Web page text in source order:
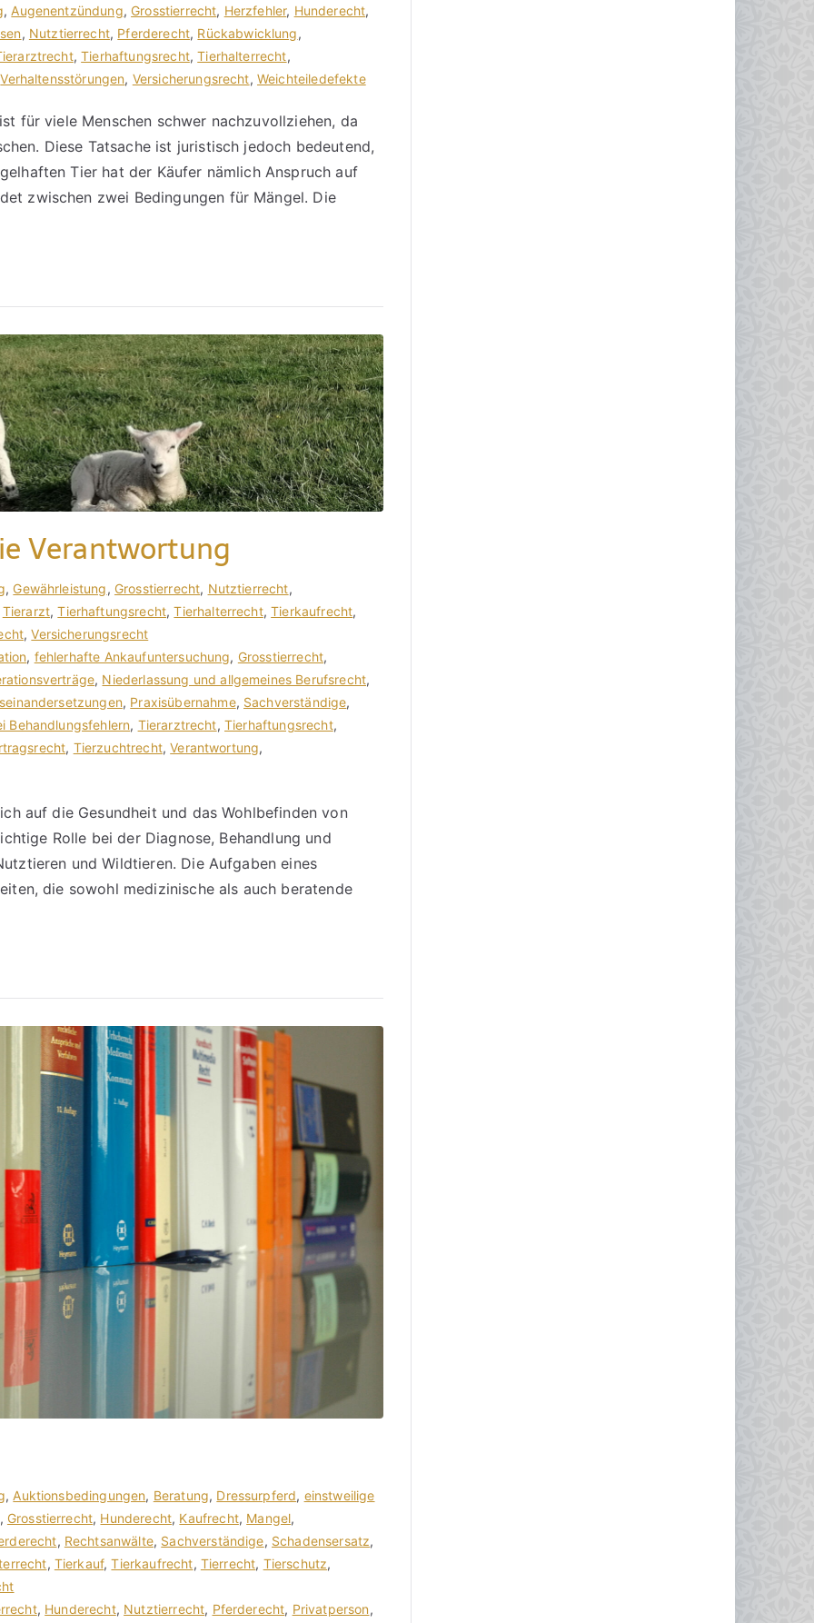
, Augenentzündung, Grosstierrecht, Herzfehler, Hunderecht,
, Nutztierrecht, Pferderecht, Rückabwicklung,
,Tierhaftungsrecht,Tierhalterrecht,
Verhaltensstörungen, Versicherungsrecht, Weichteiledefekte
für viele Menschen schwer nachzuvollziehen, da
Diese Tatsache ist juristisch jedoch bedeutend,
Tier hat der Käufer nämlich Anspruch auf
zwischen zwei Bedingungen für Mängel. Die
Verantwortung
, Gewährleistung, Grosstierrecht, Nutztierrecht,
Tierarzt,Tierhaftungsrecht,Tierhalterrecht,Tierkaufrecht,
,Versicherungsrecht
, fehlerhafte Ankaufuntersuchung, Grosstierrecht,
, Niederlassung und allgemeines Berufsrecht,
, Praxisübernahme, Sachverständige,
Behandlungsfehlern, Tierarztrecht, Tierhaftungsrecht,
, Tierzuchtrecht,Verantwortung,
auf die Gesundheit und das Wohlbefinden von
Rolle bei der Diagnose, Behandlung und
und Wildtieren. Die Aufgaben eines
die sowohl medizinische als auch beratende
, Auktionsbedingungen, Beratung, Dressurpferd, einstweilige
, Grosstierrecht, Hunderecht, Kaufrecht, Mangel,
, Rechtsanwälte, Sachverständige, Schadensersatz,
, Tierkauf,Tierkaufrecht, Tierrecht, Tierschutz,
, Hunderecht, Nutztierrecht, Pferderecht, Privatperson,